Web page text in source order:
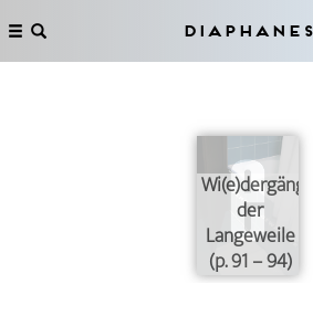
Diaphanes
Wi(e)dergänge
der
Langeweile
(p. 91 – 94)